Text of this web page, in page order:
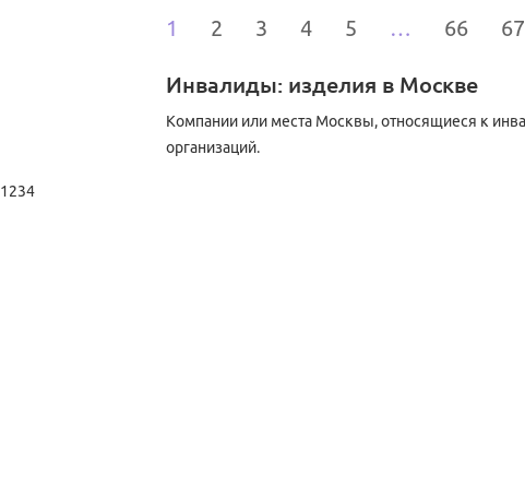
1 2 3 4 5 … 66 67
Инвалиды: изделия в Москве
Компании или места Москвы, относящиеся к
организаций.
1234